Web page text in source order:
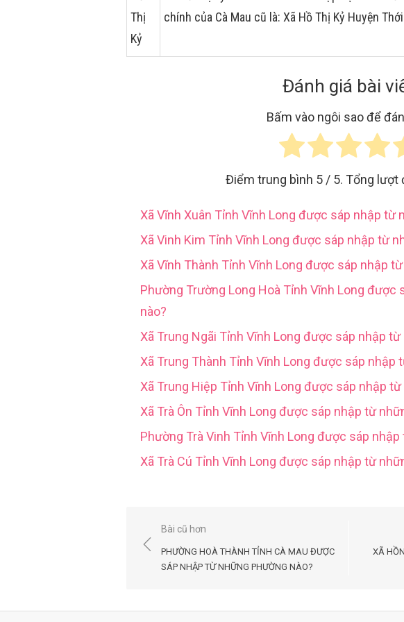
Thị
Kỷ
chính của Cà Mau cũ là: Xã Hồ Thị Kỷ Huyện
Đánh giá bài
Bấm vào ngôi sao để
Điểm trung bình 5 / 5. Tổng lượt
Xã Vĩnh Xuân Tỉnh Vĩnh Long được sáp nhập từ
Xã Vinh Kim Tỉnh Vĩnh Long được sáp nhập từ
Xã Vĩnh Thành Tỉnh Vĩnh Long được sáp nhập
Phường Trường Long Hoà Tỉnh Vĩnh Long được
nào?
Xã Trung Ngãi Tỉnh Vĩnh Long được sáp nhập từ
Xã Trung Thành Tỉnh Vĩnh Long được sáp nhập
Xã Trung Hiệp Tỉnh Vĩnh Long được sáp nhập từ
Xã Trà Ôn Tỉnh Vĩnh Long được sáp nhập từ
Phường Trà Vinh Tỉnh Vĩnh Long được sáp
Xã Trà Cú Tỉnh Vĩnh Long được sáp nhập từ
Điều
hướng
Bài cũ hơn
PHƯỜNG HOÀ THÀNH TỈNH CÀ MAU ĐƯỢC
SÁP NHẬP TỪ NHỮNG PHƯỜNG NÀO?
XÃ